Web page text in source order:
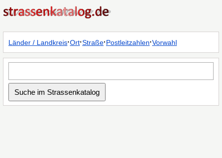
Länder / Landkreis·Ort·Straße·Postleitzahlen·Vorwahl